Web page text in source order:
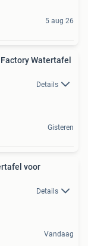
5 aug 26
Watertafel
Details
Gisteren
voor
Details
Vandaag